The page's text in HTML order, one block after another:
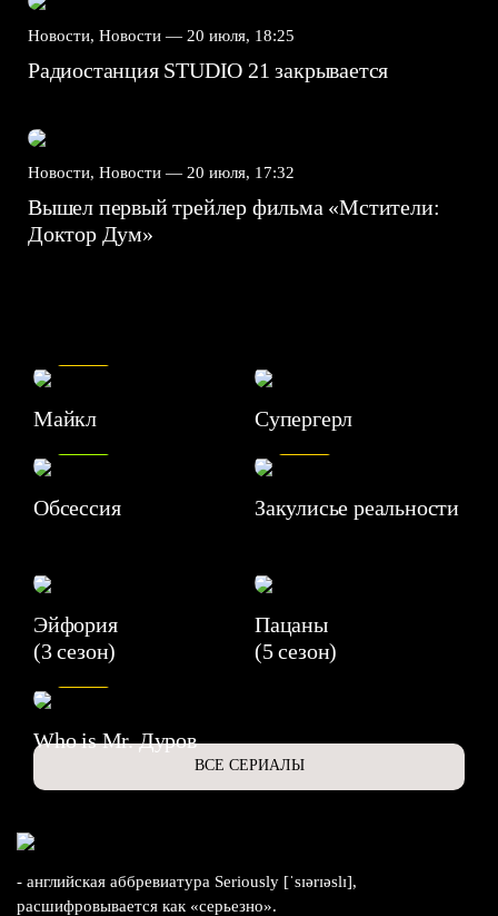
Новости, Новости — 20 июля, 18:25
Радиостанция STUDIO 21 закрывается
Новости, Новости — 20 июля, 17:32
Вышел первый трейлер фильма «Мстители:
Доктор Дум»
Майкл Супергерл
Обсессия
7.1
Закулисье реальности
Эйфория
(3 сезон)
Пацаны
(5 сезон)
Who is Mr. Дуров
ВСЕ СЕРИАЛЫ
- английская аббревиатура Seriously [ˈsɪərɪəslɪ],
расшифровывается как «серьезно».